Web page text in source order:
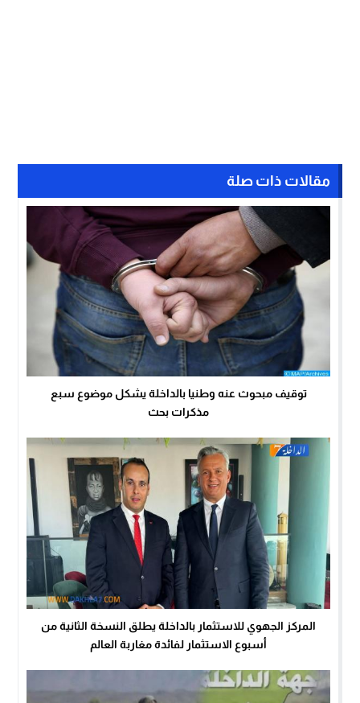
مقالات ذات صلة
توقيف مبحوث عنه وطنيا بالداخلة يشكل موضوع سبع
مذكرات بحث
المركز الجهوي للاستثمار بالداخلة يطلق النسخة الثانية من
أسبوع الاستثمار لفائدة مغاربة العالم